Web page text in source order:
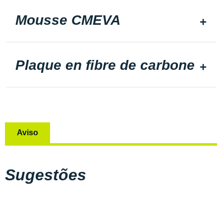
Mousse CMEVA
Plaque en fibre de carbone
Aviso
Sugestões